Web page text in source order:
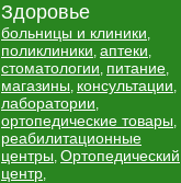
Здоровье
больницы и клиники,
поликлиники, аптеки,
стоматологии, питание,
магазины, консультации,
лаборатории,
ортопедические товары,
реабилитационные
центры, Ортопедический
центр,